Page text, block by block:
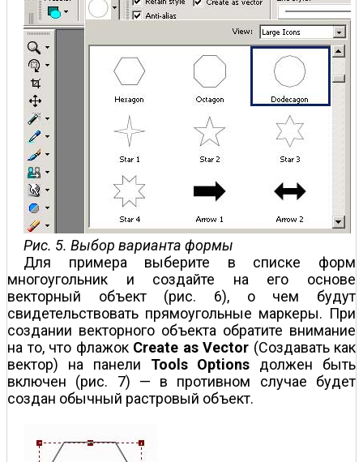
Рис. 5. Выбор варианта формы
Для примера выберите в списке форм
многоугольник и создайте на его основе
векторный объект (рис. 6), о чем будут
свидетельствовать прямоугольные маркеры. При
создании векторного объекта обратите внимание
на то, что флажок Create as Vector (Создавать как
вектор) на панели Tools Options должен быть
включен (рис. 7) — в противном случае будет
создан обычный растровый объект.